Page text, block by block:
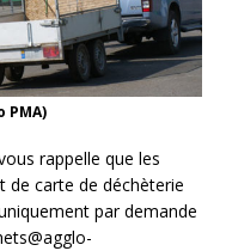
PMA)
rappelle que les
de carte de déchèterie
par demande